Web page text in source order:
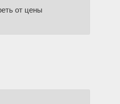
от цены